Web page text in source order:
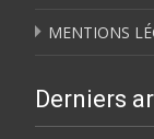
MENTIONS
Derniers